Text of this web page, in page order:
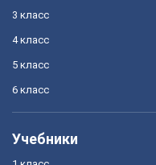
3 класс
4 класс
5 класс
6 класс
Учебники